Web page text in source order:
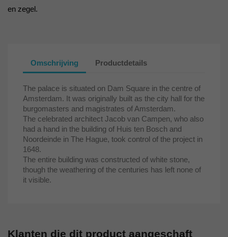
en zegel.
Omschrijving Productdetails
The palace is situated on Dam Square in the centre of
Amsterdam. It was originally built as the city hall for the
burgomasters and magistrates of Amsterdam.
The celebrated architect Jacob van Campen, who also
had a hand in the building of Huis ten Bosch and
Noordeinde in The Hague, took control of the project in
1648.
The entire building was constructed of white stone,
though the weathering of the centuries has left none of
it visible.
Klanten die dit product aangeschaft